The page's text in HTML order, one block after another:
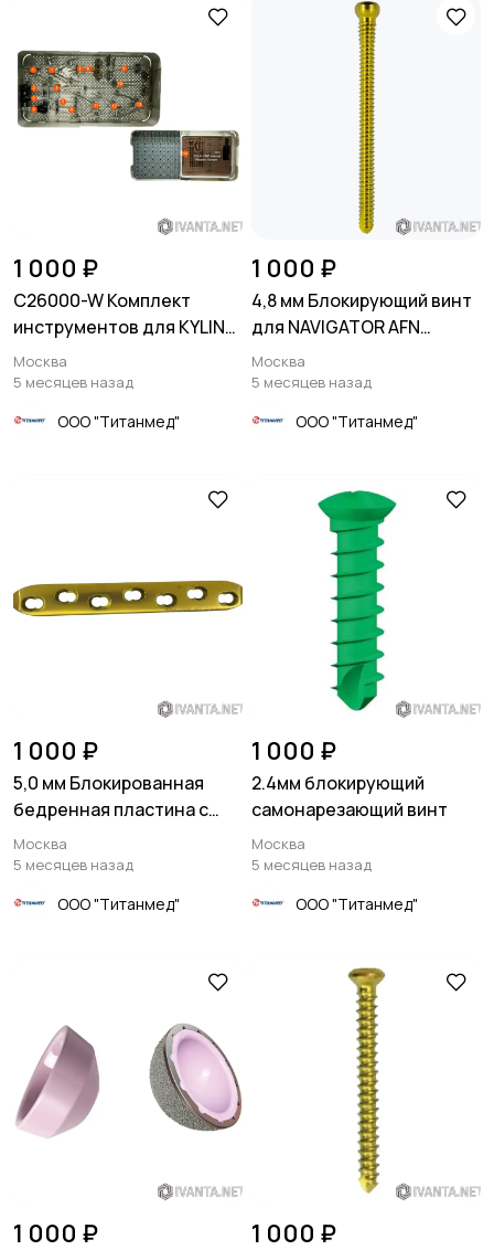
1 000 ₽
C26000-W Комплект
инструментов для KYLIN
системы ЧЛХ
Москва
5 месяцев назад
ООО "Титанмед"
1 000 ₽
4,8 мм Блокирующий винт
для NAVIGATOR AFN
штифта
Москва
5 месяцев назад
ООО "Титанмед"
1 000 ₽
5,0 мм Блокированная
бедренная пластина с
ограниченным контактом
Москва
5 месяцев назад
ООО "Титанмед"
1 000 ₽
2.4мм блокирующий
самонарезающий винт
Москва
5 месяцев назад
ООО "Титанмед"
1 000 ₽ 1 000 ₽